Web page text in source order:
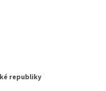
republiky